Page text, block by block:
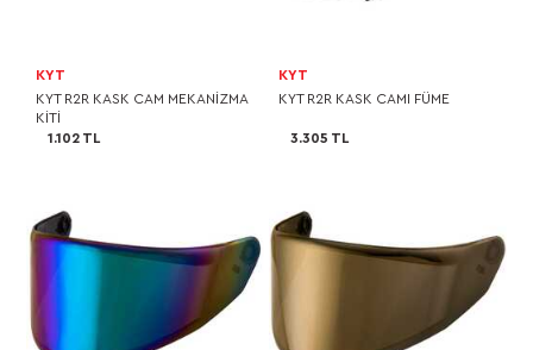
KYT
KYT R2R KASK CAM MEKANİZMA
KİTİ
1.102 TL
KYT
KYT R2R KASK CAMI FÜME
3.305 TL